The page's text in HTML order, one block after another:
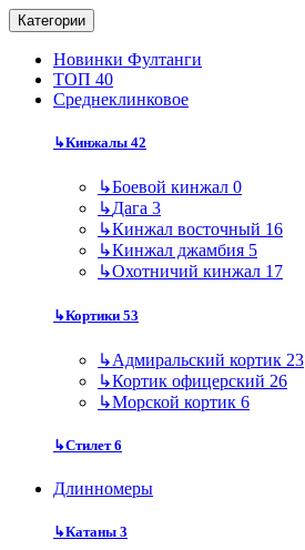
Категории
Новинки Фултанги
ТОП 40
Среднеклинковое
↳Кинжалы 42
↳Боевой кинжал 0
↳Дага 3
↳Кинжал восточный 16
↳Кинжал джамбия 5
↳Охотничий кинжал 17
↳Кортики 53
↳Адмиральский кортик 23
↳Кортик офицерский 26
↳Морской кортик 6
↳Стилет6
Длинномеры
↳Катаны 3